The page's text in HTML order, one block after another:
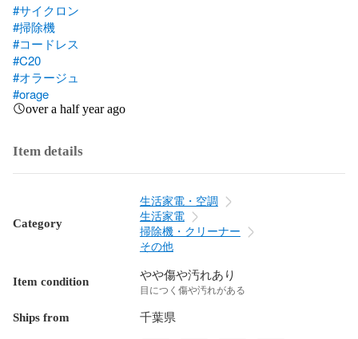
#サイクロン
#掃除機
#コードレス
#C20
#オラージュ
#orage
over a half year ago
Item details
Category
生活家電・空調
生活家電
掃除機・クリーナー
その他
Item condition やや傷や汚れあり
目につく傷や汚れがある
Ships from 千葉県